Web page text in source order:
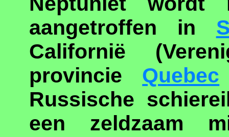
aangetroffen in
Californië
provincie Quebec
Russische
een zeldzaam